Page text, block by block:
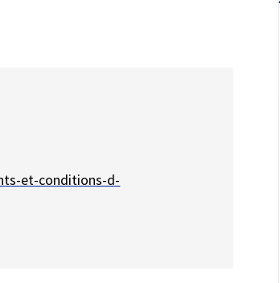
et-conditions-d-